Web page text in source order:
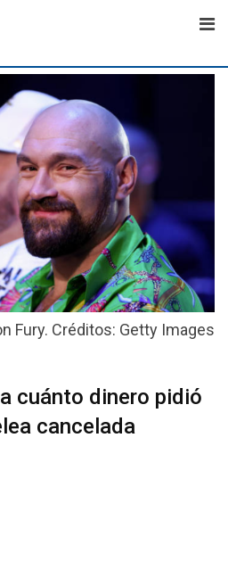
Fury. Créditos: Getty Images
cuánto dinero pidió
cancelada